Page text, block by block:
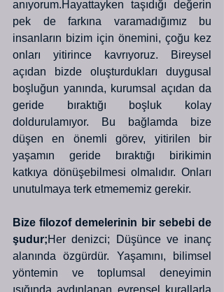
anıyorum.Hayattayken taşıdığı değerin
pek de farkına varamadığımız bu
insanların bizim için önemini, çoğu kez
onları yitirince kavrıyoruz. Bireysel
açıdan bizde oluşturdukları duygusal
boşluğun yanında, kurumsal açıdan da
geride bıraktığı boşluk kolay
doldurulamıyor. Bu bağlamda bize
düşen en önemli görev, yitirilen bir
yaşamın geride bıraktığı birikimin
katkıya dönüşebilmesi olmalıdır. Onları
unutulmaya terk etmememiz gerekir.
Bize filozof demelerinin bir sebebi de
şudur;Her denizci; Düşünce ve inanç
alanında özgürdür. Yaşamını, bilimsel
yöntemin ve toplumsal deneyimin
ışığında aydınlanan evrensel kurallarla